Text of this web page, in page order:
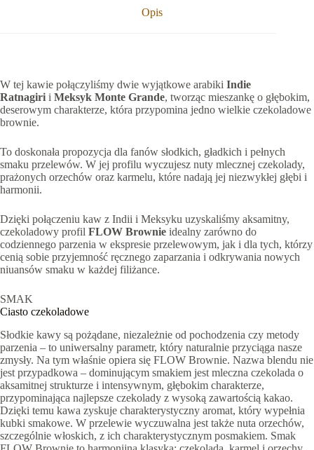
Opis
W tej kawie połączyliśmy dwie wyjątkowe arabiki Indie
Ratnagiri i Meksyk Monte Grande, tworząc mieszankę o głębokim,
deserowym charakterze, która przypomina jedno wielkie czekoladowe
brownie.
To doskonała propozycja dla fanów słodkich, gładkich i pełnych
smaku przelewów. W jej profilu wyczujesz nuty mlecznej czekolady,
prażonych orzechów oraz karmelu, które nadają jej niezwykłej głębi i
harmonii.
Dzięki połączeniu kaw z Indii i Meksyku uzyskaliśmy aksamitny,
czekoladowy profil FLOW Brownie idealny zarówno do
codziennego parzenia w ekspresie przelewowym, jak i dla tych, którzy
cenią sobie przyjemność ręcznego zaparzania i odkrywania nowych
niuansów smaku w każdej filiżance.
SMAK
Ciasto czekoladowe
Słodkie kawy są pożądane, niezależnie od pochodzenia czy metody
parzenia – to uniwersalny parametr, który naturalnie przyciąga nasze
zmysły. Na tym właśnie opiera się FLOW Brownie. Nazwa blendu nie
jest przypadkowa – dominującym smakiem jest mleczna czekolada o
aksamitnej strukturze i intensywnym, głębokim charakterze,
przypominająca najlepsze czekolady z wysoką zawartością kakao.
Dzięki temu kawa zyskuje charakterystyczny aromat, który wypełnia
kubki smakowe. W przelewie wyczuwalna jest także nuta orzechów,
szczególnie włoskich, z ich charakterystycznym posmakiem. Smak